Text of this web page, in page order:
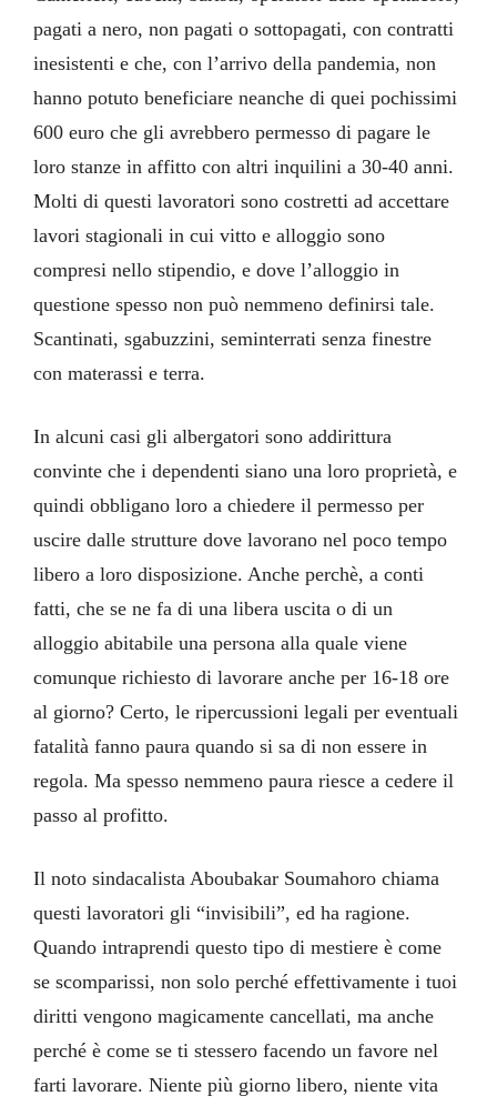
pagati a nero, non pagati o sottopagati, con contratti
inesistenti e che, con l’arrivo della pandemia, non
hanno potuto beneficiare neanche di quei pochissimi
600 euro che gli avrebbero permesso di pagare le
loro stanze in affitto con altri inquilini a 30-40 anni.
Molti di questi lavoratori sono costretti ad accettare
lavori stagionali in cui vitto e alloggio sono
compresi nello stipendio, e dove l’alloggio in
questione spesso non può nemmeno definirsi tale.
Scantinati, sgabuzzini, seminterrati senza finestre
con materassi e terra.
In alcuni casi gli albergatori sono addirittura
convinte che i dependenti siano una loro proprietà, e
quindi obbligano loro a chiedere il permesso per
uscire dalle strutture dove lavorano nel poco tempo
libero a loro disposizione. Anche perchè, a conti
fatti, che se ne fa di una libera uscita o di un
alloggio abitabile una persona alla quale viene
comunque richiesto di lavorare anche per 16-18 ore
al giorno? Certo, le ripercussioni legali per eventuali
fatalità fanno paura quando si sa di non essere in
regola. Ma spesso nemmeno paura riesce a cedere il
passo al profitto.
Il noto sindacalista Aboubakar Soumahoro chiama
questi lavoratori gli “invisibili”, ed ha ragione.
Quando intraprendi questo tipo di mestiere è come
se scomparissi, non solo perché effettivamente i tuoi
diritti vengono magicamente cancellati, ma anche
perché è come se ti stessero facendo un favore nel
farti lavorare. Niente più giorno libero, niente vita